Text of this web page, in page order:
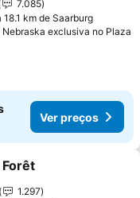
7.085
18.1 km de Saarburg
exclusiva no Plaza
Ver preços
aos favoritos
Forêt
1.297